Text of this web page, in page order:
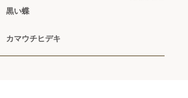
黒い蝶
カマウチヒデキ